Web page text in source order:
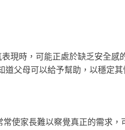
現時，可能正處於缺乏安全感
父母可以給予幫助，以穩定其
使家長難以察覺真正的需求，